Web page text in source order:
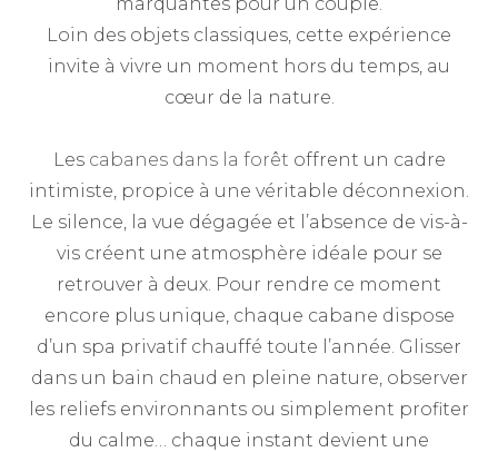
Loin des objets classiques, cette expérience
invite à vivre un moment hors du temps, au
cœur de la nature.
Les cabanes dans la forêt offrent un cadre
intimiste, propice à une véritable déconnexion.
Le silence, la vue dégagée et l’absence de vis-à-
vis créent une atmosphère idéale pour se
retrouver à deux. Pour rendre ce moment
encore plus unique, chaque cabane dispose
d’un spa privatif chauffé toute l’année. Glisser
dans un bain chaud en pleine nature, observer
les reliefs environnants ou simplement profiter
du calme… chaque instant devient une